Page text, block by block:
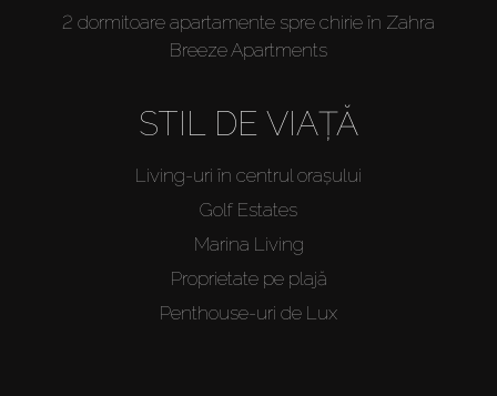
2 dormitoare apartamente spre chirie în Zahra
Breeze Apartments
STIL DE VIAȚĂ
Living-uri în centrul orașului
Golf Estates
Marina Living
Proprietate pe plajă
Penthouse-uri de Lux